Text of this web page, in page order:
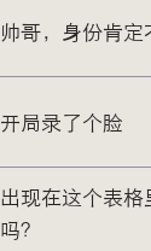
帅哥，身份肯定
开局录了个脸
出现在这个表
吗？